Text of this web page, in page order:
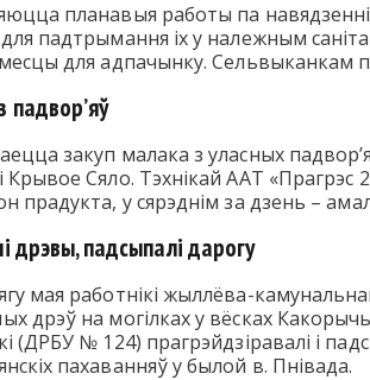
планавыя работы па
падтрымання іх у належным
для адпачынку. Сельвыканкам
падвор’яў
закуп малака з уласных
Сяло. Тэхнікай ААТ «Прагрэс
прадукта, у сярэднім за дзень –
дрэвы, падсыпалі дарогу
мая работнікі жыллёва-
дрэў на могілках у вёсках
(ДРБУ № 124) прагрэйдзіравалі і
пахаванняў у былой в. Пнівада.